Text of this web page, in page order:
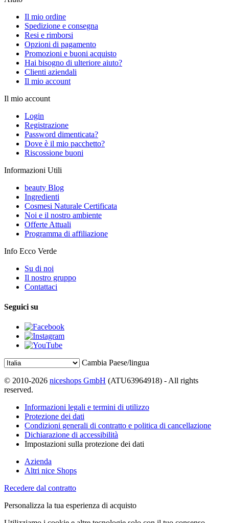
Il mio ordine
Spedizione e consegna
Resi e rimborsi
Opzioni di pagamento
Promozioni e buoni acquisto
Hai bisogno di ulteriore aiuto?
Clienti aziendali
Il mio account
Il mio account
Login
Registrazione
Password dimenticata?
Dove è il mio pacchetto?
Riscossione buoni
Informazioni Utili
beauty Blog
Ingredienti
Cosmesi Naturale Certificata
Noi e il nostro ambiente
Offerte Attuali
Programma di affiliazione
Info Ecco Verde
Su di noi
Il nostro gruppo
Contattaci
Seguici su
Cambia Paese/lingua
© 2010-2026 niceshops GmbH (ATU63964918) - All rights
reserved.
Informazioni legali e termini di utilizzo
Protezione dei dati
Condizioni generali di contratto e politica di cancellazione
Dichiarazione di accessibilità
Impostazioni sulla protezione dei dati
Azienda
Altri nice Shops
Recedere dal contratto
Personalizza la tua esperienza di acquisto